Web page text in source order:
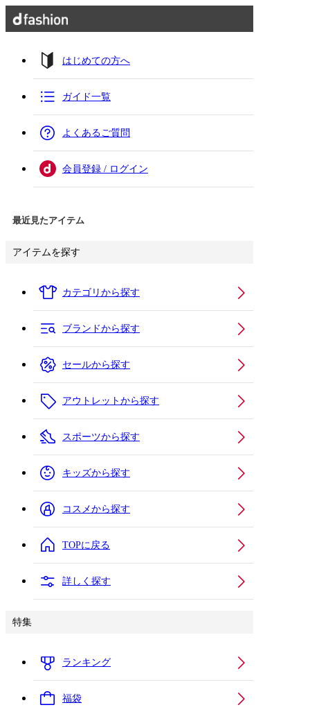
はじめての方へ
ガイド一覧
よくあるご質問
会員登録 / ログイン
最近見たアイテム
アイテムを探す
カテゴリから探す
ブランドから探す
セールから探す
アウトレットから探す
スポーツから探す
キッズから探す
コスメから探す
TOPに戻る
詳しく探す
特集
ランキング
福袋